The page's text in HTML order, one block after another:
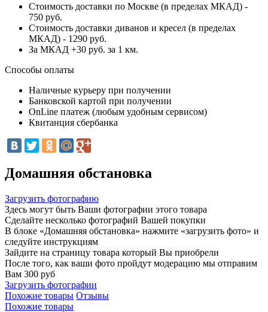
Стоимость доставки по Москве (в пределах МКАД) -
750 руб.
Стоимость доставки диванов и кресел (в пределах
МКАД) - 1290 руб.
За МКАД +30 руб. за 1 км.
Способы оплаты
Наличные курьеру при получении
Банковской картой при получении
OnLine платеж (любым удобным сервисом)
Квитанция сбербанка
Домашняя обстановка
Загрузить фотографию
Здесь могут быть Ваши фотографии этого товара
Сделайте несколько фотографий Вашей покупки
В блоке «Домашняя обстановка» нажмите «загрузить фото» и
следуйте инструкциям
Зайдите на страницу товара который Вы приобрели
После того, как ваши фото пройдут модерацию мы отправим
Вам 300 руб
Загрузить фотографии
Похожие товары Отзывы
Похожие товары